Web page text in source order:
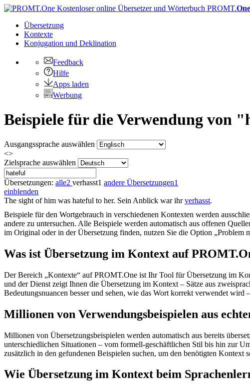
PROMT.One
Übersetzung
Kontexte
Konjugation und Deklination
Feedback
Hilfe
Apps laden
Werbung
Beispiele für die Verwendung von
Ausgangssprache auswählen
<>
Zielsprache auswählen
Übersetzungen: alle2 verhasst1 andere Übersetzungen1
einblenden
The sight of him was hateful to her. Sein Anblick war ihrverhasst.
Beispiele für den Wortgebrauch in verschiedenen Kontexten werden
andere zu untersuchen. Alle Beispiele werden automatisch aus offenen
im Original oder in der Übersetzung finden, nutzen Sie die Option „Problem
Was ist Übersetzung im Kontext auf
Der Bereich „Kontexte“ auf PROMT.One ist Ihr Tool für Übersetzung im
und der Dienst zeigt Ihnen die Übersetzung im Kontext – Sätze aus
Bedeutungsnuancen besser und sehen, wie das Wort korrekt verwendet
Millionen von Verwendungsbeispielen aus
Millionen von Übersetzungsbeispielen werden automatisch aus bereits
unterschiedlichen Situationen – vom formell-geschäftlichen Stil bis hin zur
zusätzlich in den gefundenen Beispielen suchen, um den benötigten Kontext
Wie Übersetzung im Kontext beim